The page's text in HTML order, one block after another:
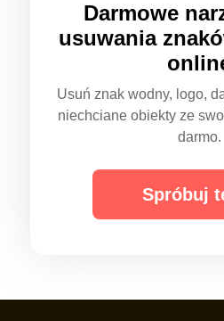
Darmowe
usuwania
Usuń znak wodny, logo,
niechciane obiekty ze
darmo.
Spróbuj